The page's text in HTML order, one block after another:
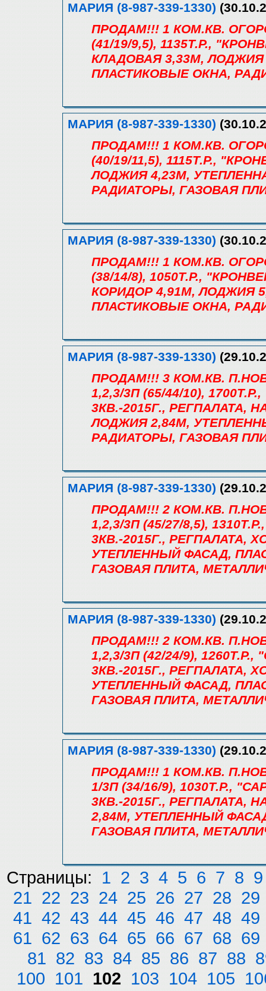
МАРИЯ (8-987-339-1330)
ПРОДАМ!!! 1 КОМ.КВ.
(41/19/9,5), 1135Т.Р.,
КЛАДОВАЯ 3,33М,
ПЛАСТИКОВЫЕ ОКНА,
МАРИЯ (8-987-339-1330)
ПРОДАМ!!! 1 КОМ.КВ.
(40/19/11,5), 1115Т.Р.,
ЛОДЖИЯ 4,23М,
РАДИАТОРЫ, ГАЗОВАЯ
МАРИЯ (8-987-339-1330)
ПРОДАМ!!! 1 КОМ.КВ.
(38/14/8), 1050Т.Р.,
КОРИДОР 4,91М, ЛОДЖИЯ
ПЛАСТИКОВЫЕ ОКНА,
МАРИЯ (8-987-339-1330)
ПРОДАМ!!! 3 КОМ.КВ.
1,2,3/3П (65/44/10),
3КВ.-2015Г., РЕГПАЛАТА,
ЛОДЖИЯ 2,84М,
РАДИАТОРЫ, ГАЗОВАЯ
МАРИЯ (8-987-339-1330)
ПРОДАМ!!! 2 КОМ.КВ.
1,2,3/3П (45/27/8,5),
3КВ.-2015Г., РЕГПАЛАТА,
УТЕПЛЕННЫЙ ФАСАД,
ГАЗОВАЯ ПЛИТА,
МАРИЯ (8-987-339-1330)
ПРОДАМ!!! 2 КОМ.КВ.
1,2,3/3П (42/24/9),
3КВ.-2015Г., РЕГПАЛАТА,
УТЕПЛЕННЫЙ ФАСАД,
ГАЗОВАЯ ПЛИТА,
МАРИЯ (8-987-339-1330)
ПРОДАМ!!! 1 КОМ.КВ.
1/3П (34/16/9), 1030Т.Р.,
3КВ.-2015Г., РЕГПАЛАТА,
2,84М, УТЕПЛЕННЫЙ
ГАЗОВАЯ ПЛИТА,
Страницы: 1 2 3 4 5 6 7 8 9
21 22 23 24 25 26 27 28 29
41 42 43 44 45 46 47 48 49
61 62 63 64 65 66 67 68 69
81 82 83 84 85 86 87 88
100 101 102 103 104 105